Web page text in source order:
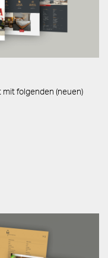
folgenden (neuen)